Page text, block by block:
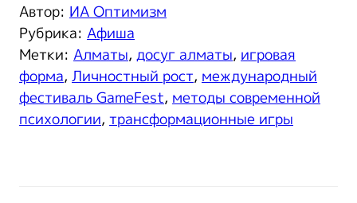
Автор: ИА Оптимизм
Рубрика: Афиша
Метки: Алматы, досуг алматы, игровая
форма, Личностный рост, международный
фестиваль GameFest, методы современной
психологии, трансформационные игры